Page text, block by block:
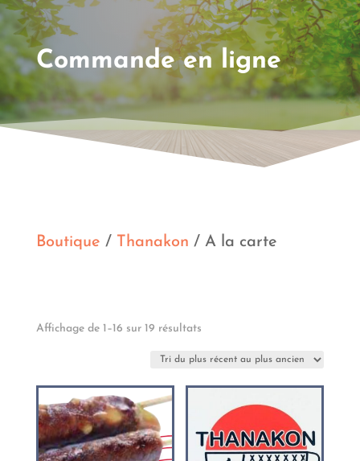
Commande en ligne
Boutique / Thanakon / A la carte
Affichage de 1–16 sur 19 résultatsTrié
plus
ancien